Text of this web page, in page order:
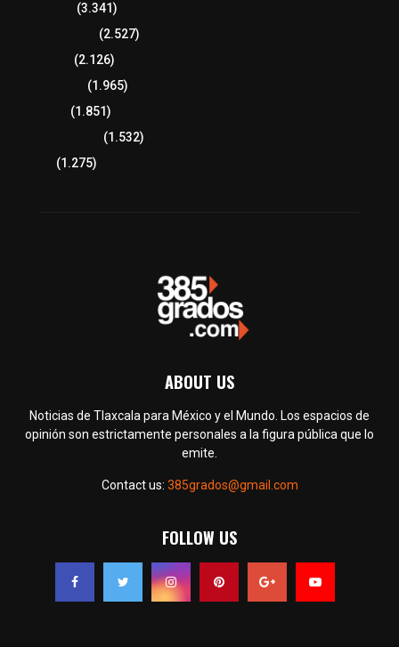
(3.341)
(2.527)
(2.126)
(1.965)
(1.851)
(1.532)
(1.275)
ABOUT US
Noticias de Tlaxcala para México y el Mundo. Los espacios de
opinión son estrictamente personales a la figura pública que lo
emite.
Contact us: 385grados@gmail.com
FOLLOW US